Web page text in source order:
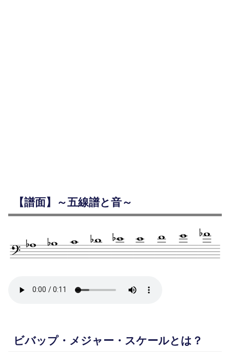
【譜面】～五線譜と音～
ビバップ・メジャー・スケールとは？